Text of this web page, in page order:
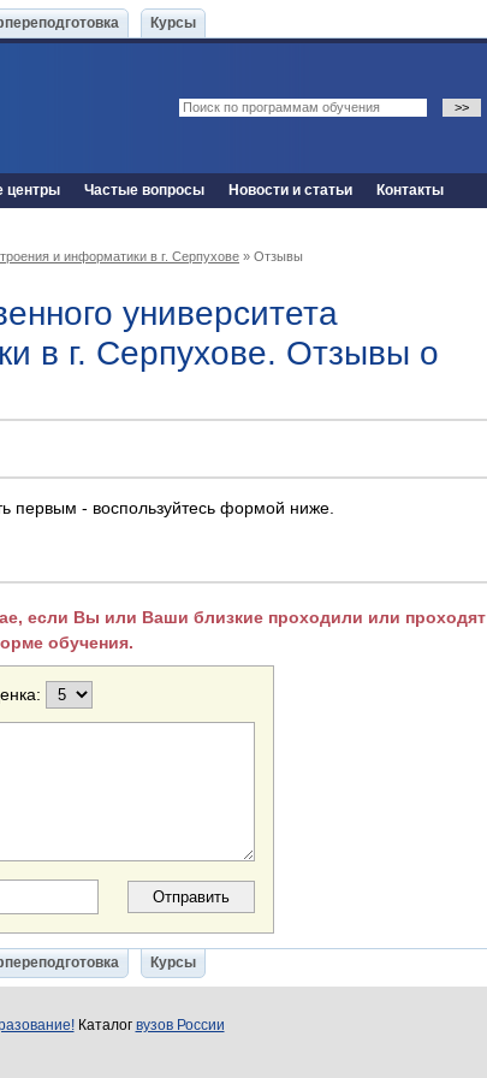
Курсы
центры Частые вопросы Новости и статьи Контакты
и информатики в г. Серпухове » Отзывы
университета
в г. Серпухове. Отзывы о
первым - воспользуйтесь формой ниже.
если Вы или Ваши близкие проходили или проходят
обучения.
Курсы
Каталог вузов России